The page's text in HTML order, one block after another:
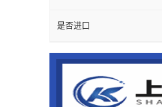
是否进口